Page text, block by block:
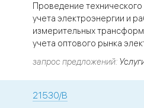
Проведение
учета электроэнергии и
измерительных
учета оптового рынка
запрос предложений
21530/В